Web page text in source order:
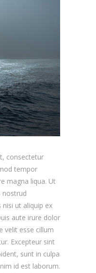
consectetur
tempor
magna liqua. Ut
nostrud
ut aliquip ex
aute irure dolor
velit esse cillum
Excepteur sint
sunt in culpa
id est laborum.